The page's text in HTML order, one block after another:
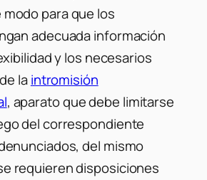
para que los
adecuada información
y los necesarios
laintromisión
, aparato que debe limitarse
del correspondiente
del mismo
requieren disposiciones